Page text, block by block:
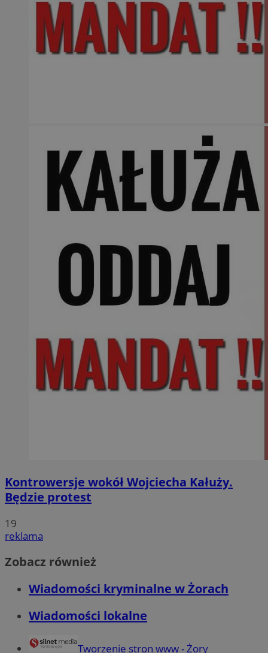
Kontrowersje wokół Wojciecha Kałuży.
Będzie protest
19
reklama
Zobacz również
Wiadomości kryminalne w Żorach
Wiadomości lokalne
Tworzenie stron www - Żory